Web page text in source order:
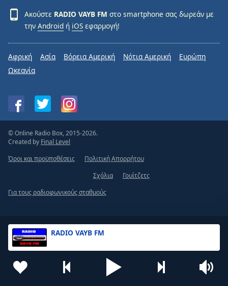
RADIO VAYB FM
Ακούστε RADIO VAYB FM στο smartphone σας δωρεάν με
την Android ή iOS εφαρμογή!
Αφρική Ασία Βόρεια Αμερική Νότια Αμερική
Ευρώπη
Ωκεανία
© Online Radio Box, 2015-2026.
Created by Final Level
Όροι και προϋποθέσεις
Πολιτική Απορρήτου
Σχόλια
Γουίτζετς
Για τους ραδιοφωνικούς σταθμούς